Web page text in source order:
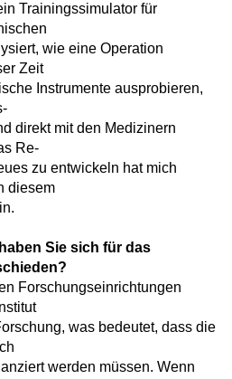
Trainingssimulator für
wie eine Operation
Zeit
Instrumente ausprobieren,
direkt mit den Medizinern
Re-
zu entwickeln hat mich
diesem
Sie sich für das
Forschungseinrichtungen
was bedeutet, dass die
werden müssen. Wenn